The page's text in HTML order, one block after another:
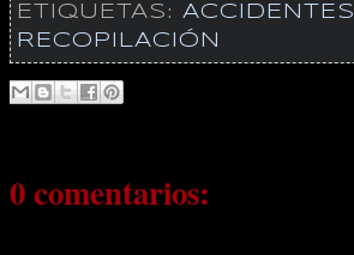
ETIQUETAS: ACCIDENTES
RECOPILACIÓN
0 comentarios: